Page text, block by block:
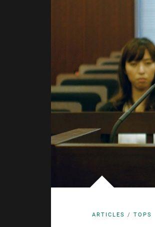
ARTICLES / TOPS